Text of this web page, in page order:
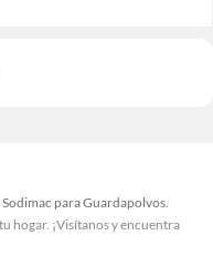
para Guardapolvos.
hogar. ¡Visítanos y encuentra